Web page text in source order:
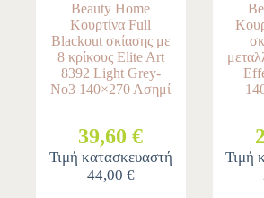
Beauty Home
Κουρτίνα Full
Blackout σκίασης με
8 κρίκους Elite Art
8392 Light Grey-
Νο3 140×270 Ασημί
39,60 €
Τιμή κατασκευαστή
44,00 €
Τιμή